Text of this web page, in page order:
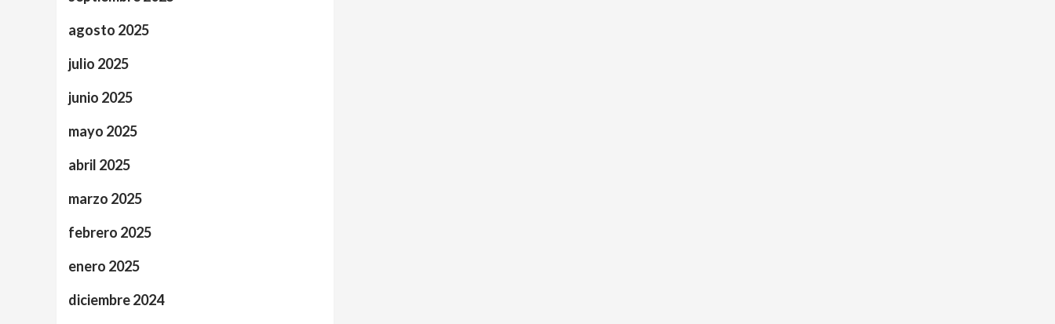
agosto 2025
julio 2025
junio 2025
mayo 2025
abril 2025
marzo 2025
febrero 2025
enero 2025
diciembre 2024